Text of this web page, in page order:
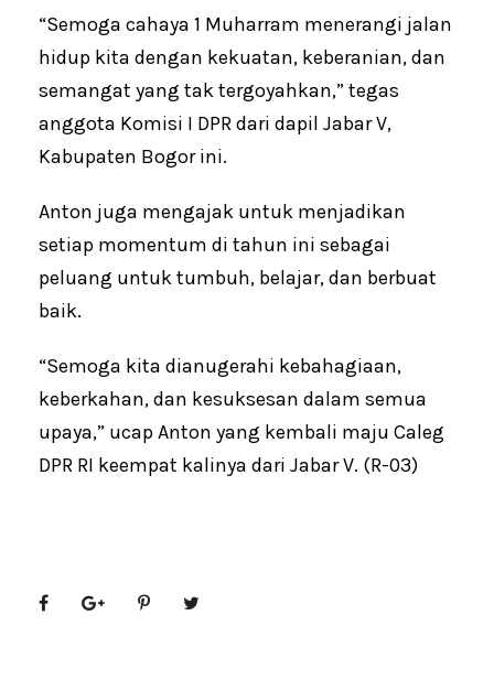
“Semoga cahaya 1 Muharram menerangi jalan
hidup kita dengan kekuatan, keberanian, dan
semangat yang tak tergoyahkan,” tegas
anggota Komisi I DPR dari dapil Jabar V,
Kabupaten Bogor ini.
Anton juga mengajak untuk menjadikan
setiap momentum di tahun ini sebagai
peluang untuk tumbuh, belajar, dan berbuat
baik.
“Semoga kita dianugerahi kebahagiaan,
keberkahan, dan kesuksesan dalam semua
upaya,” ucap Anton yang kembali maju Caleg
DPR RI keempat kalinya dari Jabar V. (R-03)